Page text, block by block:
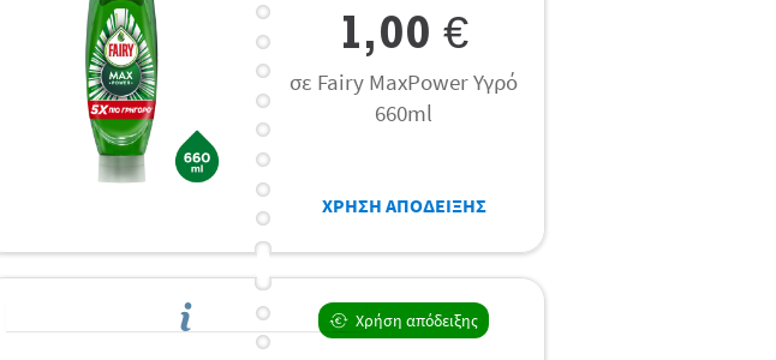
1,00 €
σε Fairy MaxPower Υγρό
660ml
ΧΡΗΣΗ ΑΠΟΔΕΙΞΗΣ
Χρήση απόδειξης